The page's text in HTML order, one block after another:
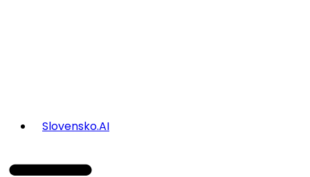
Slovensko.AI